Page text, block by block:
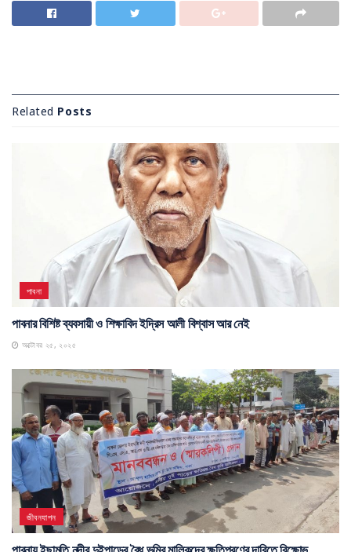
পাবনার বিশিষ্ট ব্যবসায়ী ও শিক্ষাবিদ ইদ্রিস আলী বিশ্বাস আর নেই
অক্টোবর ২৫, ২০২৫